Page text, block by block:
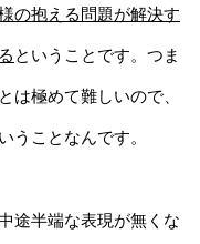
の抱える問題が解決す
ということです。つま
は極めて難しいので、
うことなんです。
途半端な表現が無くな